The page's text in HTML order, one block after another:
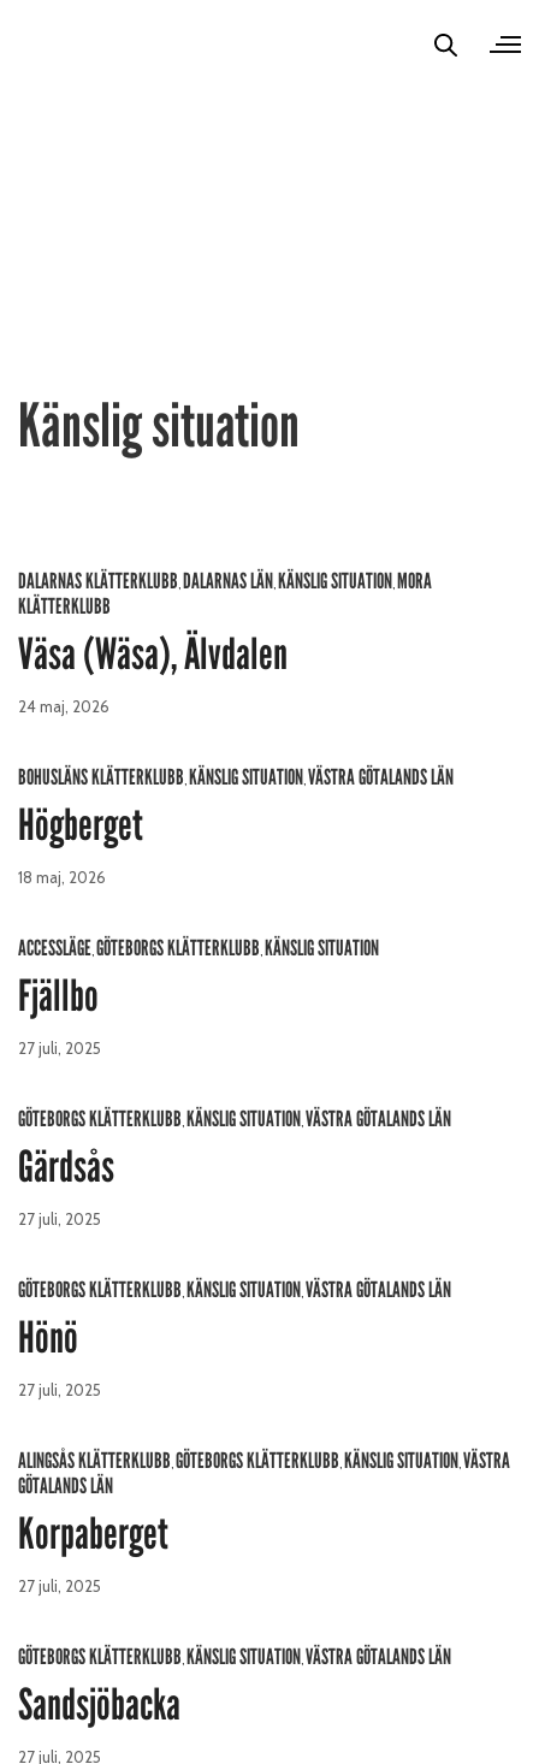
Känslig situation
DALARNAS KLÄTTERKLUBB,DALARNAS LÄN,KÄNSLIG SITUATION,MORA
KLÄTTERKLUBB
Väsa (Wäsa), Älvdalen
24 maj, 2026
BOHUSLÄNS KLÄTTERKLUBB,KÄNSLIG SITUATION,VÄSTRA GÖTALANDS LÄN
Högberget
18 maj, 2026
ACCESSLÄGE,GÖTEBORGS KLÄTTERKLUBB,KÄNSLIG SITUATION
Fjällbo
27 juli, 2025
GÖTEBORGS KLÄTTERKLUBB,KÄNSLIG SITUATION,VÄSTRA GÖTALANDS LÄN
Gärdsås
27 juli, 2025
GÖTEBORGS KLÄTTERKLUBB,KÄNSLIG SITUATION,VÄSTRA GÖTALANDS LÄN
Hönö
27 juli, 2025
ALINGSÅS KLÄTTERKLUBB,GÖTEBORGS KLÄTTERKLUBB,KÄNSLIG SITUATION,VÄSTRA
GÖTALANDS LÄN
Korpaberget
27 juli, 2025
GÖTEBORGS KLÄTTERKLUBB,KÄNSLIG SITUATION,VÄSTRA GÖTALANDS LÄN
Sandsjöbacka
27 juli, 2025